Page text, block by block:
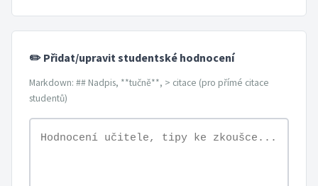
✏️ Přidat/upravit studentské hodnocení
Markdown: ## Nadpis, **tučně**, > citace (pro přímé citace
studentů)